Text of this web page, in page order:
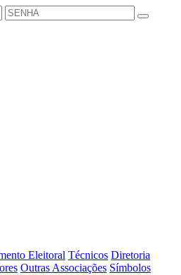
Eleitoral Técnicos Diretoria
Outras Associações Símbolos